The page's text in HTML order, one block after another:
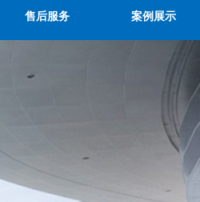
售后服务 案例展示